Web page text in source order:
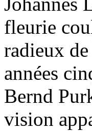
fleurie
radieux
années
Bernd
vision